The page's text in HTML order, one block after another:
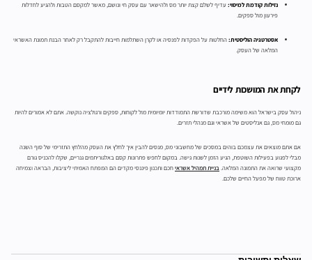
נזילות קודמת למיסוי:עדיף לשלם קצת יותר מס ולהישאר עם עסק חי ונושם, מאשר למקסם הטבות ולהגיע לחדלות
פירעון מול ספקים.
אסטרטגיה הוליסטית:החלטות על הפקדות לפנסיה או לקרן השתלמות חייבות להתקבל רק לאחר הבנת תמונת האשראי
המלאה של העסק.
לקחת את המושכות לידיים
ניהול עסק בישראל הוא משימה מורכבת שדורשת התמודדות יומיומית מול לקוחות, ספקים ורגולציה נוקשה. אתם לא אמורים להיות
גם מומחי מס, גם אנליסטים של אשראי וגם מנהלי תזרים.
אם אתם מוצאים את עצמכם בוהים במסכים של מחשבוני מס, מנסים להבין איך לחלץ את העסק מהלחץ התזרימי של סוף השנה
מבלי לפגוע בפעילות השוטפת, הגיע הזמן לשנות גישה. במקום לחפש פתרונות קסם באלגוריתמים גנריים, שקלו להכניס גורם
מקצועי שרואה את התמונה המלאה.בניית תמהיל אשראיחכם ותכנון פיננסי מקדים הם המפתח האמיתי ליציבות, הבראה וצמיחה
ארוכת טווח של מפעל החיים שלכם.